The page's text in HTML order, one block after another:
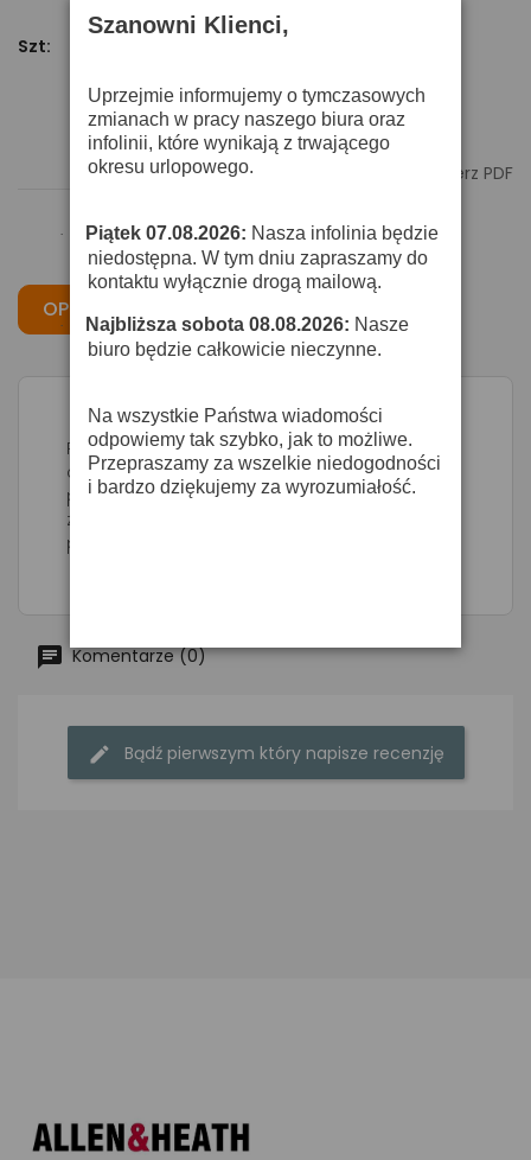
Szt:
Pobierz PDF
OPIS
PASEK DO UKULELESPECYFIKACJA:- wykonany z
dbałością o detale- skórzane zakończenia,
pasek z poliestru- regulowana długość-
zapakowany w eko pudełko- idealny na
prezent- 6 wzorów do wyboru
Komentarze (0)
Bądź pierwszym który napisze recenzję
Szanowni Klienci,
Uprzejmie informujemy o tymczasowych
zmianach w pracy naszego biura oraz
infolinii, które wynikają z trwającego
okresu urlopowego.
· Piątek 07.08.2026: Nasza infolinia będzie
niedostępna. W tym dniu zapraszamy do
kontaktu wyłącznie drogą mailową.
· Najbliższa sobota 08.08.2026: Nasze
biuro będzie całkowicie nieczynne.
Na wszystkie Państwa wiadomości
odpowiemy tak szybko, jak to możliwe.
Przepraszamy za wszelkie niedogodności
i bardzo dziękujemy za wyrozumiałość.